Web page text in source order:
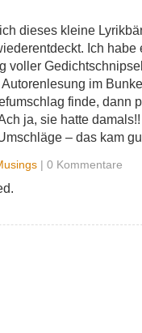
dieses kleine
Ich habe
voller
im
finde, dann
ja, sie hatte
– das kam
| 0 Kommentare